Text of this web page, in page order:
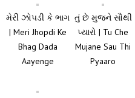
મેરી ઝોપડી કે ભાગ
| Meri Jhopdi Ke
Bhag Dada
Aayenge
તું છે મુજને સૌથી
પ્યારો | Tu Che
Mujane Sau Thi
Pyaaro